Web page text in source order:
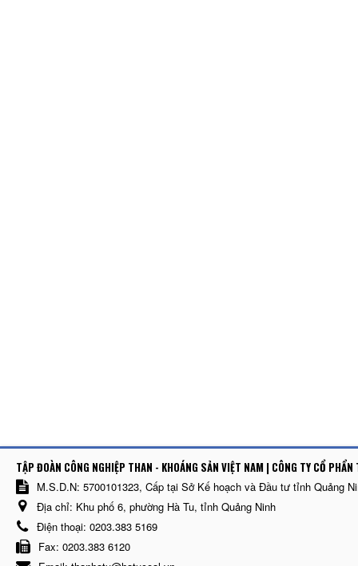
TẬP ĐOÀN CÔNG NGHIỆP THAN - KHOÁNG SẢN VIỆT NAM | CÔNG TY CỔ
M.S.D.N: 5700101323, Cấp tại Sở Kế hoạch và Đầu tư tỉnh Quảng
Địa chỉ: Khu phố 6, phường Hà Tu, tỉnh Quảng Ninh
Điện thoại: 0203.383 5169
Fax: 0203.383 6120